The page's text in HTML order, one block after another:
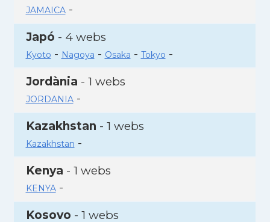
JAMAICA-
Japó - 4 webs
Kyoto - Nagoya - Osaka - Tokyo -
Jordània - 1 webs
JORDANIA-
Kazakhstan - 1 webs
Kazakhstan -
Kenya - 1 webs
KENYA-
Kosovo - 1 webs